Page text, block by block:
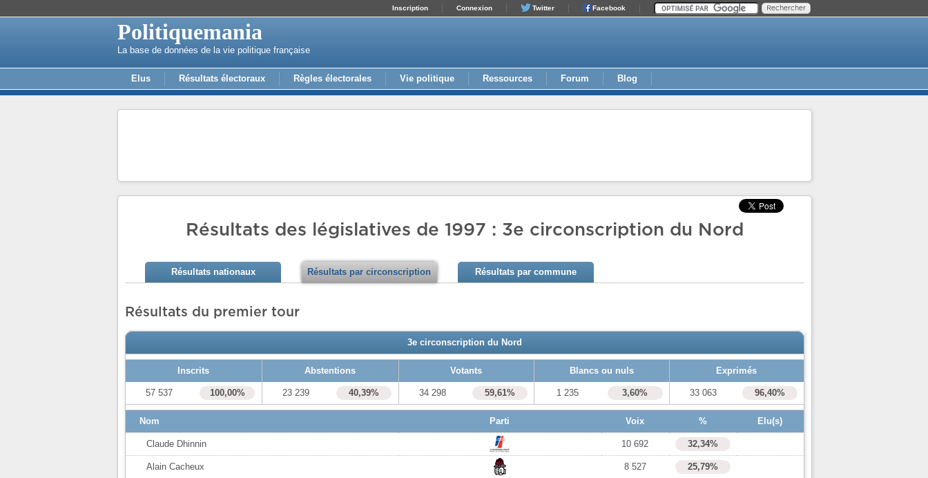
Facebook
Twitter
Connexion
Inscription
Politiquemania
La base de données de la vie politique française
Elus Résultats électoraux Règles électorales Vie politique Ressources Forum Blog
Résultats des législatives de 1997 : 3e circonscription du Nord
Résultats nationaux Résultats par circonscription Résultats par commune
Résultats du premier tour
3e circonscription du Nord
Inscrits Abstentions Votants Blancs ou nuls Exprimés
57 537 100,00% 23 239 40,39% 34 298 59,61% 1 235 3,60% 33 063 96,40%
Nom Parti Voix % Elu(s)
Claude Dhinnin 10 692 32,34%
Alain Cacheux 8 527 25,79%